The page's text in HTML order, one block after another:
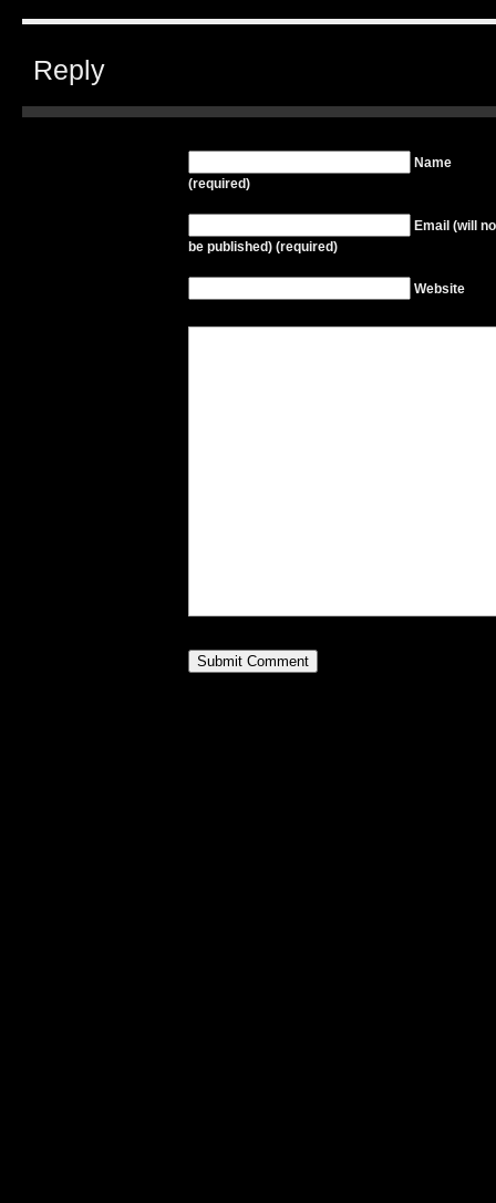
Reply
Name
(required)
Email (will
be published) (required)
Website